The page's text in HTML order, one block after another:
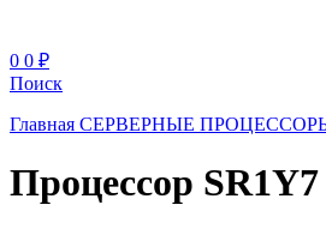
0 0 ₽
Поиск
Главная СЕРВЕРНЫЕ
Процессор